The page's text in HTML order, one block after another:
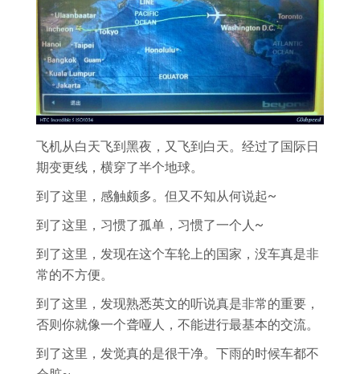
飞机从白天飞到黑夜，又飞到白天。经过了国际日
期变更线，横穿了半个地球。
到了这里，感触颇多。但又不知从何说起~
到了这里，习惯了孤单，习惯了一个人~
到了这里，发现在这个车轮上的国家，没车真是非
常的不方便。
到了这里，发现熟悉英文的听说真是非常的重要，
否则你就像一个聋哑人，不能进行最基本的交流。
到了这里，发觉真的是很干净。下雨的时候车都不